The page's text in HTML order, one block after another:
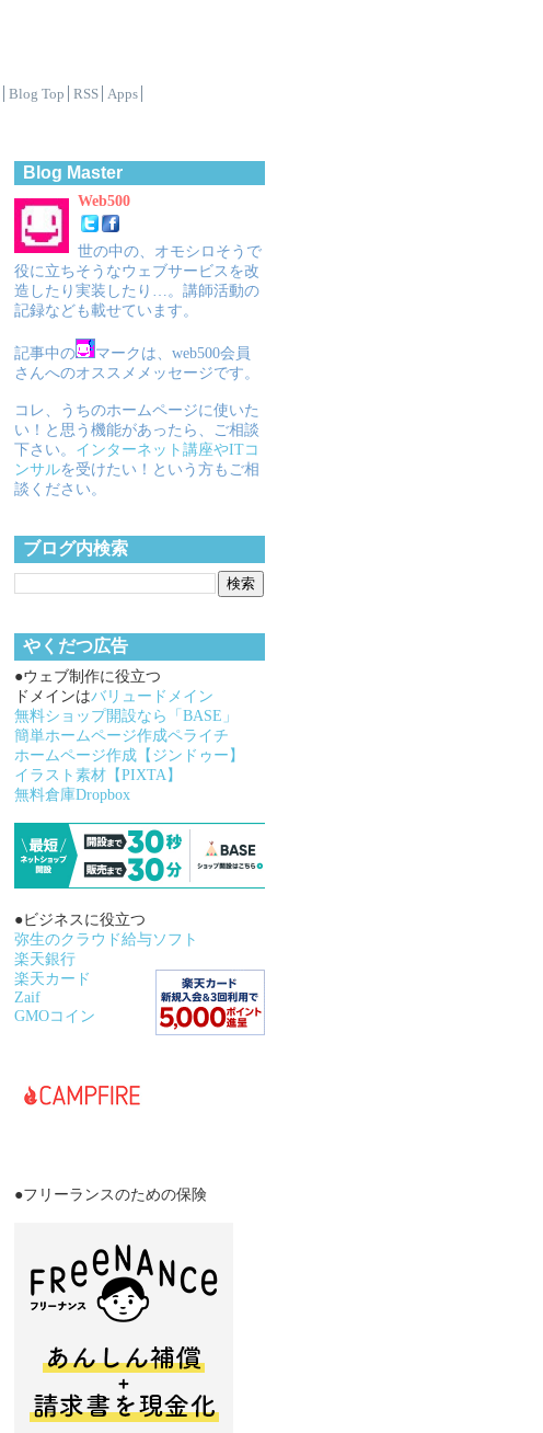
Blog Top RSS Apps
Blog Master
Web500
世の中の、オモシロそうで
役に立ちそうなウェブサービスを改
造したり実装したり…。講師活動の
記録なども載せています。
記事中の
マークは、web500会員
さんへのオススメメッセージです。
コレ、うちのホームページに使いた
い！と思う機能があったら、ご相談
下さい。 インターネット講座やITコ
ンサルを受けたい！という方もご相
談ください。
ブログ内検索
やくだつ広告
●ウェブ制作に役立つ
ドメインはバリュードメイン
無料ショップ開設なら「BASE」
簡単ホームページ作成ペライチ
ホームページ作成【ジンドゥー】
イラスト素材【PIXTA】
無料倉庫Dropbox
●ビジネスに役立つ
弥生のクラウド給与ソフト
楽天銀行
楽天カード
Zaif
GMOコイン
●フリーランスのための保険